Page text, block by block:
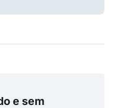
e sem